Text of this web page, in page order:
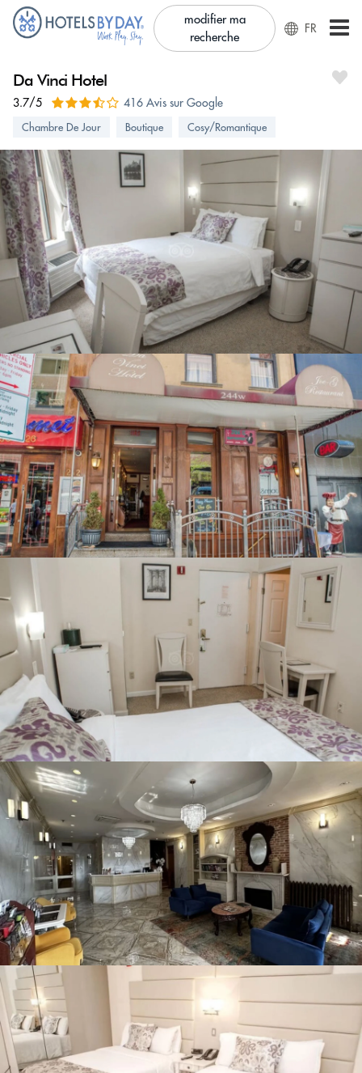
modifier ma
recherche
FR
Da Vinci Hotel
3.7/5 416 Avis sur Google
Chambre De Jour Boutique Cosy/Romantique